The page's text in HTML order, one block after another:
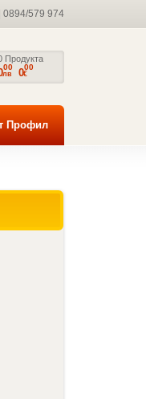
0894/579 974
Продукта
00
лв 000
€
Профил